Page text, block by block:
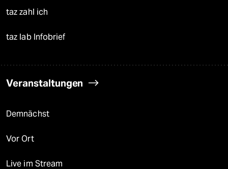
taz zahl ich
taz lab Infobrief
Veranstaltungen
Demnächst
Vor Ort
Live im Stream